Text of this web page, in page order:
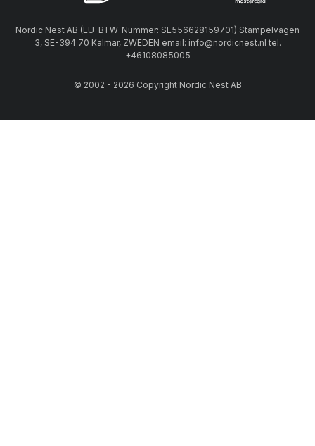
Nordic Nest AB (EU-BTW-Nummer: SE556628159701) Stämpelvägen
3, SE-394 70 Kalmar, ZWEDEN email: info@nordicnest.nl tel.
+46108085005
© 2002 - 2026 Copyright Nordic Nest AB